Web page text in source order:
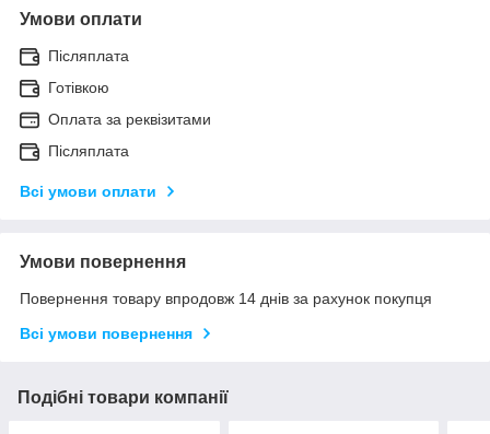
Умови оплати
Післяплата
Готівкою
Оплата за реквізитами
Післяплата
Всі умови оплати
Умови повернення
Повернення товару впродовж 14 днів за рахунок покупця
Всі умови повернення
Подібні товари компанії